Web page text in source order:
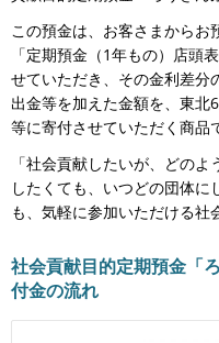
この預金は、お客さまからお
「定期預金（1年もの）店頭
せていただき、その金利差分
出金等を加えた金額を、東北
等に寄付させていただく商品
「社会貢献したいが、どの
したくても、いつどの団体
も、気軽に参加いただける社
社会貢献目的定期預金「
付金の流れ